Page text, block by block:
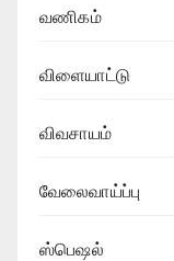
வணிகம்
விளையாட்டு
விவசாயம்
வேலைவாய்ப்பு
ஸ்பெஷல்